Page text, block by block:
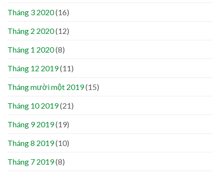
Tháng 3 2020(16)
Tháng 2 2020(12)
Tháng 1 2020(8)
Tháng 12 2019(11)
Tháng mười một 2019(15)
Tháng 10 2019(21)
Tháng 9 2019(19)
Tháng 8 2019(10)
Tháng 7 2019(8)